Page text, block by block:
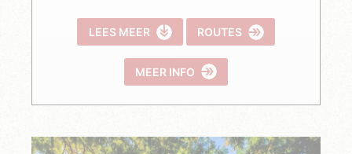
LEES MEER ROUTES
MEER INFO